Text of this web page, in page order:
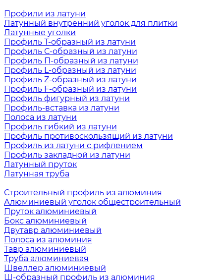
Профили из латуни
Латунный внутренний уголок для плитки
Латунные уголки
Профиль Т-образный из латуни
Профиль С-образный из латуни
Профиль П-образный из латуни
Профиль L-образный из латуни
Профиль Z-образный из латуни
Профиль F-образный из латуни
Профиль фигурный из латуни
Профиль-вставка из латуни
Полоса из латуни
Профиль гибкий из латуни
Профиль противоскользящий из латуни
Профиль из латуни с рифлением
Профиль закладной из латуни
Латунный пруток
Латунная труба
Строительный профиль из алюминия
Алюминиевый уголок общестроительный
Пруток алюминиевый
Бокс алюминиевый
Двутавр алюминиевый
Полоса из алюминия
Тавр алюминиевый
Труба алюминиевая
Швеллер алюминиевый
Ш-образный профиль из алюминия